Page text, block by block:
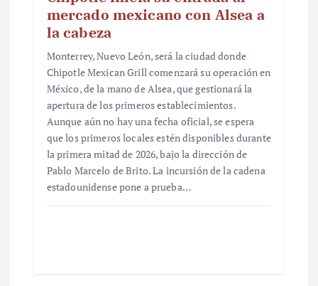
mercado mexicano con Alsea a
la cabeza
Monterrey, Nuevo León, será la ciudad donde
Chipotle Mexican Grill comenzará su operación en
México, de la mano de Alsea, que gestionará la
apertura de los primeros establecimientos.
Aunque aún no hay una fecha oficial, se espera
que los primeros locales estén disponibles durante
la primera mitad de 2026, bajo la dirección de
Pablo Marcelo de Brito. La incursión de la cadena
estadounidense pone a prueba…